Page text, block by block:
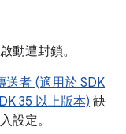
動遭封鎖。
送者 (適用於 SDK
35 以上版本) 缺
設定。